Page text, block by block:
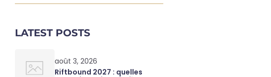
LATEST POSTS
août 3, 2026
Riftbound 2027 : quelles